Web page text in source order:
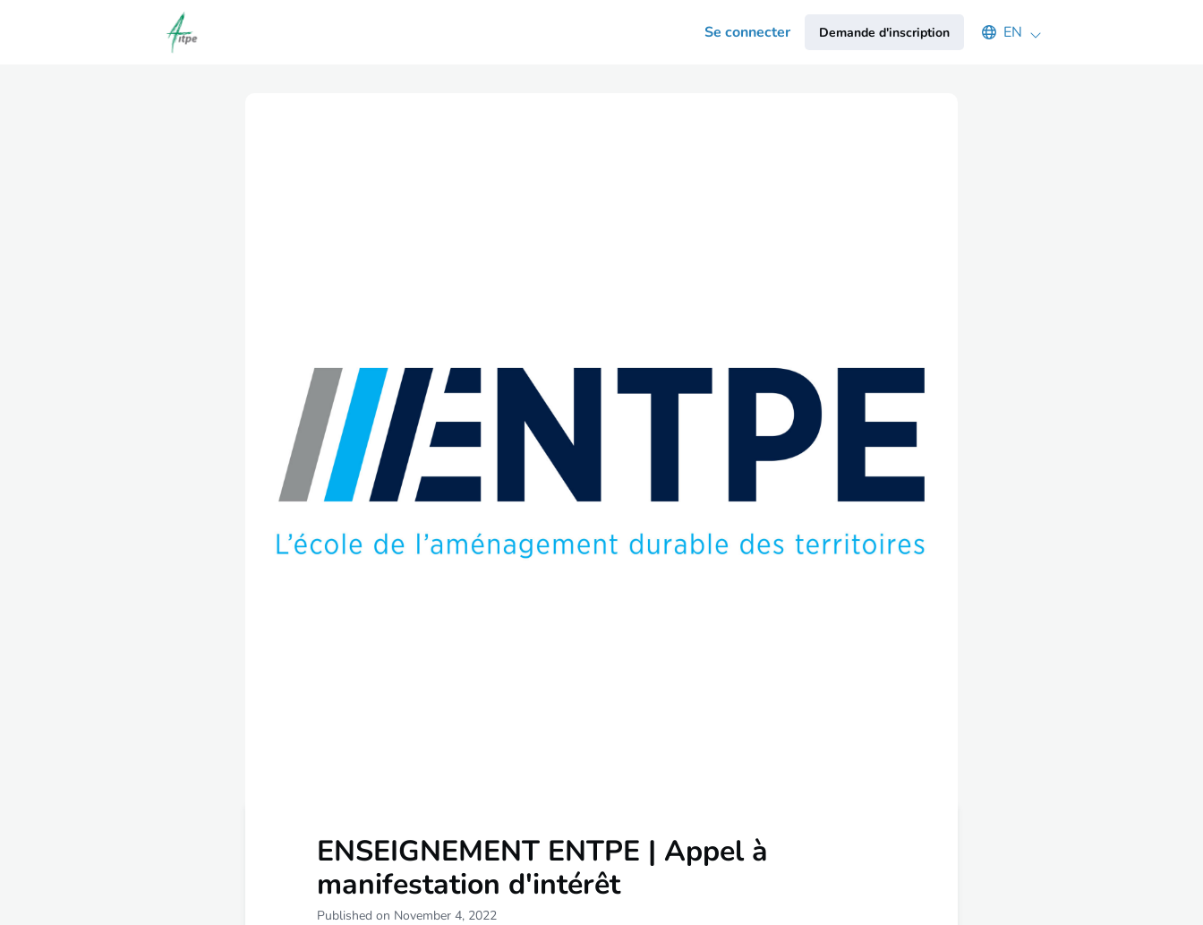
Se connecter Demande d'inscription Select an available language
EN
ENSEIGNEMENT ENTPE | Appel à
manifestation d'intérêt
Published on November 4, 2022